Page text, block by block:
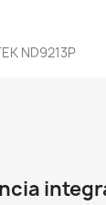
rápida
ND9213P